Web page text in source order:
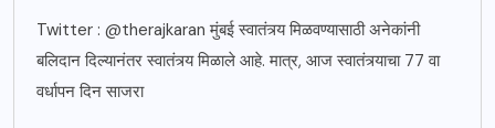
Twitter : @therajkaran मुंबई स्वातंत्र्य मिळवण्यासाठी अनेकांनी
बलिदान दिल्यानंतर स्वातंत्र्य मिळाले आहे. मात्र, आज स्वातंत्र्याचा 77 वा
वर्धापन दिन साजरा